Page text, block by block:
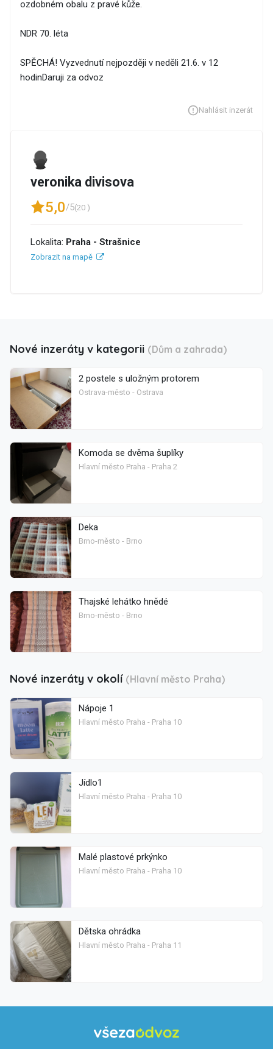
ozdobném obalu z pravé kůže.
NDR 70. léta
SPĚCHÁ! Vyzvednutí nejpozději v neděli 21.6. v 12
hodinDaruji za odvoz
Nahlásit inzerát
veronika divisova
5,0/5(20 )
Lokalita: Praha - Strašnice
Zobrazit na mapě
Nové inzeráty v kategorii (Dům a zahrada)
2 postele s uložným protorem
Ostrava-město - Ostrava
Komoda se dvěma šuplíky
Hlavní město Praha - Praha 2
Deka
Brno-město - Brno
Thajské lehátko hnědé
Brno-město - Brno
Nové inzeráty v okolí (Hlavní město Praha)
Nápoje 1
Hlavní město Praha - Praha 10
Jídlo1
Hlavní město Praha - Praha 10
Malé plastové prkýnko
Hlavní město Praha - Praha 10
Dětska ohrádka
Hlavní město Praha - Praha 11